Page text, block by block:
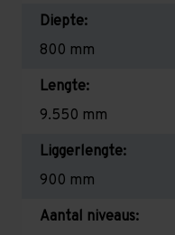
Diepte:
800 mm
Lengte:
9.550 mm
Liggerlengte:
900 mm
Aantal niveaus: